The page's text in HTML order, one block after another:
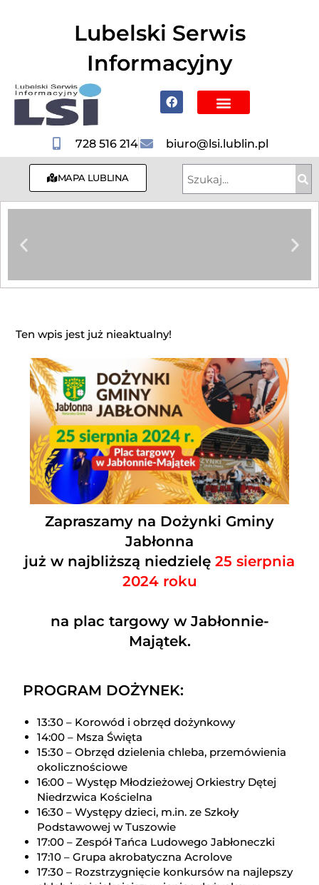
Lubelski Serwis
Informacyjny
728 516 214 biuro@lsi.lublin.pl
MAPA LUBLINA
Ten wpis jest już nieaktualny!
Zapraszamy na Dożynki Gminy
Jabłonna
już w najbliższą niedzielę 25 sierpnia
2024 roku
na plac targowy w Jabłonnie-
Majątek.
PROGRAM DOŻYNEK:
13:30 – Korowód i obrzęd dożynkowy
14:00 – Msza Święta
15:30 – Obrzęd dzielenia chleba, przemówienia
okolicznościowe
16:00 – Występ Młodzieżowej Orkiestry Dętej
Niedrzwica Kościelna
16:30 – Występy dzieci, m.in. ze Szkoły
Podstawowej w Tuszowie
17:00 – Zespół Tańca Ludowego Jabłoneczki
17:10 – Grupa akrobatyczna Acrolove
17:30 – Rozstrzygnięcie konkursów na najlepszy